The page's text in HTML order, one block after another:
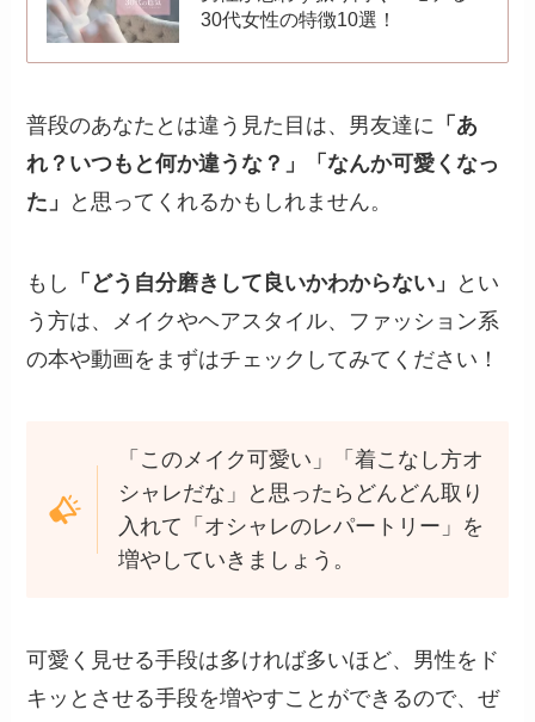
30代女性の特徴10選！
普段のあなたとは違う見た目は、男友達に 「あ
れ？いつもと何か違うな？」「なんか可愛くなっ
た」
と思ってくれるかもしれません。
もし 「どう自分磨きして良いかわからない」
とい
う方は、メイクやヘアスタイル、ファッション系
の本や動画をまずはチェックしてみてください！
「このメイク可愛い」「着こなし方オ
シャレだな」と思ったらどんどん取り
入れて「オシャレのレパートリー」を
増やしていきましょう。
可愛く見せる手段は多ければ多いほど、男性をド
キッとさせる手段を増やすことができるので、ぜ